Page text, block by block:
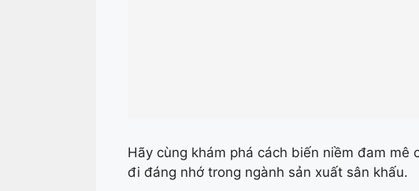
Hãy cùng khám phá cách biến niềm đam mê
đi đáng nhớ trong ngành sản xuất sân khấu.